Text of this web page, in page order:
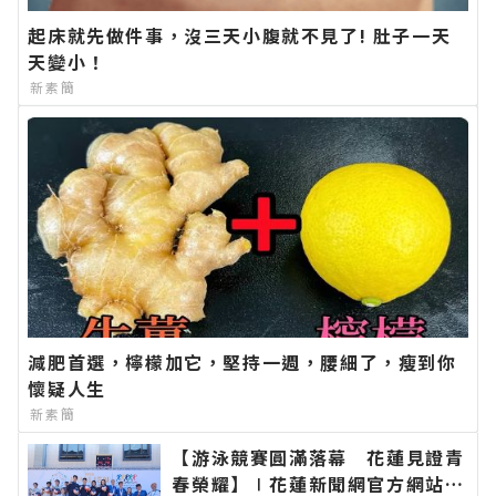
起床就先做件事，沒三天小腹就不見了! 肚子一天
天變小！
新素簡
減肥首選，檸檬加它，堅持一週，腰細了，瘦到你
懷疑人生
新素簡
【游泳競賽圓滿落幕 花蓮見證青
春榮耀】∣花蓮新聞網官方網站各